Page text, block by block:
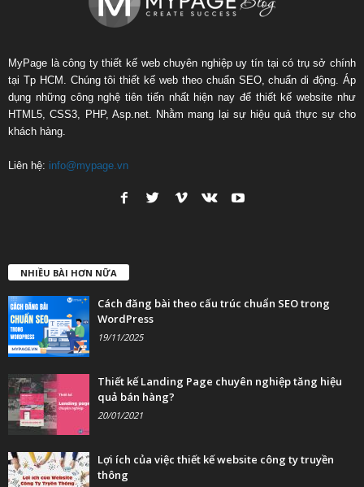
MyPage là công ty thiết kế web chuyên nghiệp uy tín tại có trụ sở chính
tại Tp HCM. Chúng tôi thiết kế web theo chuẩn SEO, chuẩn di động. Áp
dụng những công nghệ tiên tiến nhất hiện nay để thiết kế website như
HTML5, CSS3, PHP, Asp.net. Nhằm mang lại sự hiệu quả thực sự cho
khách hàng.
Liên hệ: info@mypage.vn
NHIỀU BÀI HƠN NỮA
Cách đăng bài theo cấu trúc chuẩn SEO trong
WordPress
19/11/2025
Thiết kế Landing Page chuyên nghiệp tăng hiệu
quả bán hàng?
20/01/2021
Lợi ích của việc thiết kế website công ty truyền
thông